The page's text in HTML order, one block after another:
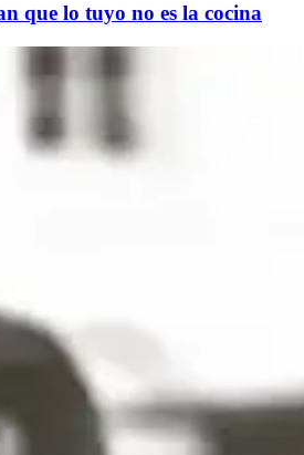
que lo tuyo no es la cocina